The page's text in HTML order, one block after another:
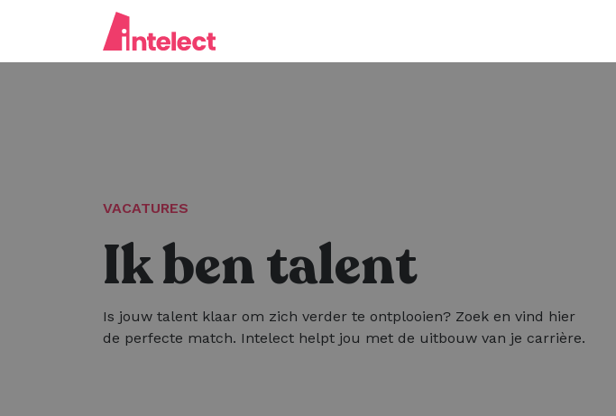
VACATURES
Ik ben talent
Is jouw talent klaar om zich verder te ontplooien? Zoek en vind hier
de perfecte match. Intelect helpt jou met de uitbouw van je carrière.